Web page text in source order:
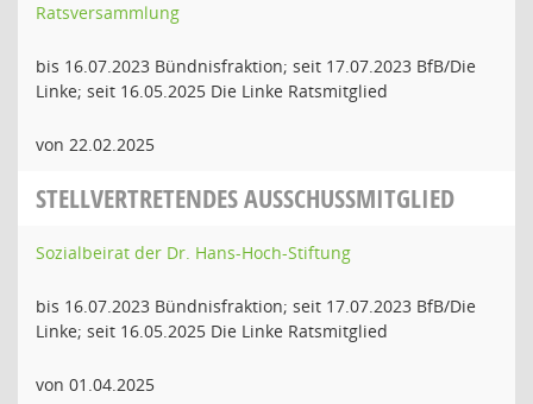
Ratsversammlung
bis 16.07.2023 Bündnisfraktion; seit 17.07.2023 BfB/Die
Linke; seit 16.05.2025 Die Linke Ratsmitglied
von 22.02.2025
STELLVERTRETENDES AUSSCHUSSMITGLIED
Sozialbeirat der Dr. Hans-Hoch-Stiftung
bis 16.07.2023 Bündnisfraktion; seit 17.07.2023 BfB/Die
Linke; seit 16.05.2025 Die Linke Ratsmitglied
von 01.04.2025